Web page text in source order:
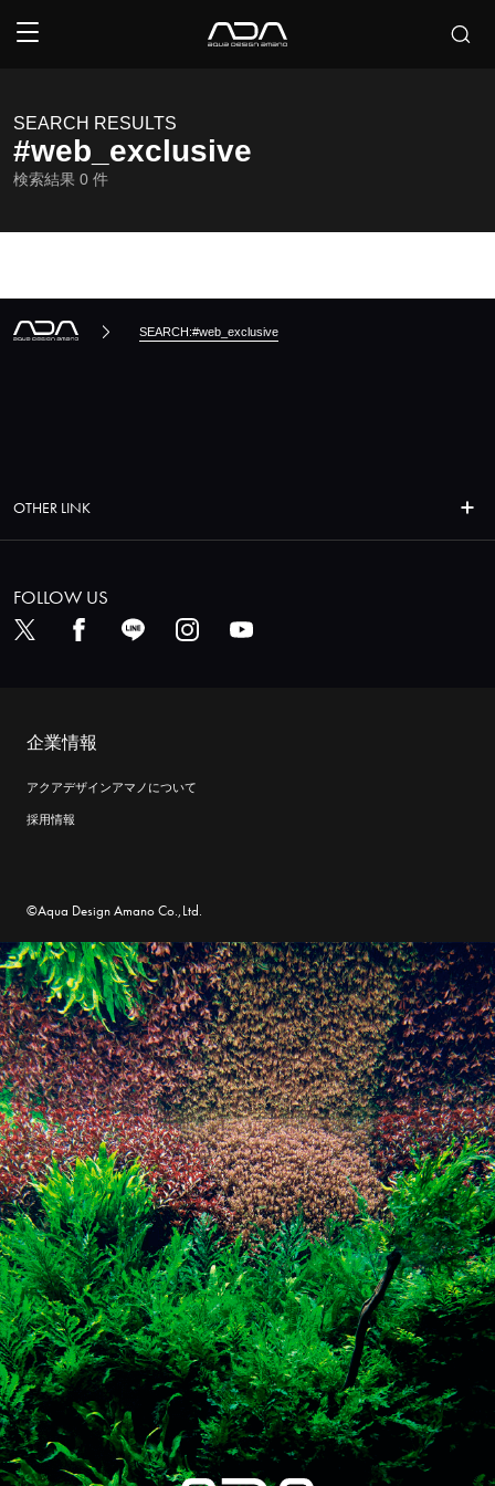
SEARCH RESULTS
#web_exclusive
検索結果 0 件
SEARCH:#web_exclusive
OTHER LINK
FOLLOW US
企業情報
アクアデザインアマノについて
採用情報
©Aqua Design Amano Co.,Ltd.